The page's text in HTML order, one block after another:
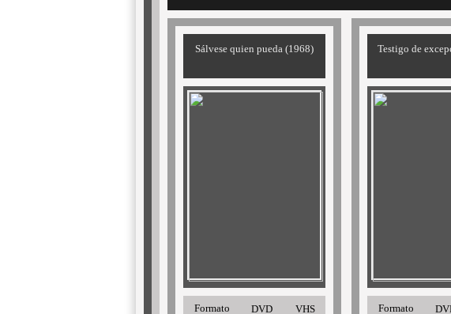
Sálvese quien pueda (1968)
Formato DVD VHS
Testigo de
Formato